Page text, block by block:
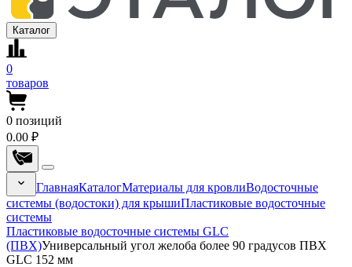
Каталог
0
товаров
0 позиций
0.00 ₽
ГлавнаяКаталогМатериалы для кровлиВодосточные
системы (водостоки) для крышиПластиковые водосточные
системы
Пластиковые водосточные системы GLC
(ПВХ)Универсальный угол желоба более 90 градусов ПВХ
GLC 152 мм